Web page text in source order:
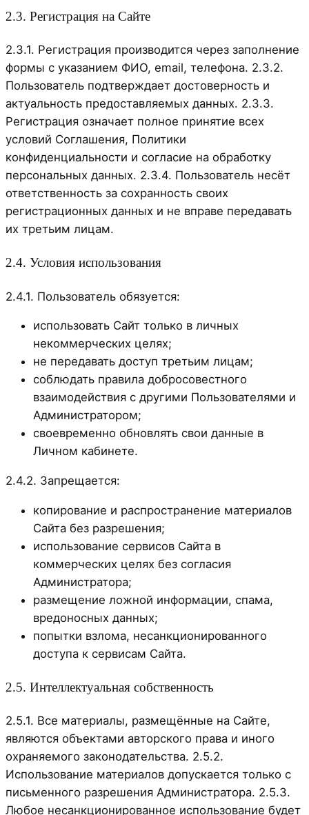
2.3. Регистрация на Сайте
2.3.1. Регистрация производится через заполнение
формы с указанием ФИО, email, телефона. 2.3.2.
Пользователь подтверждает достоверность и
актуальность предоставляемых данных. 2.3.3.
Регистрация означает полное принятие всех
условий Соглашения, Политики
конфиденциальности и согласие на обработку
персональных данных. 2.3.4. Пользователь несёт
ответственность за сохранность своих
регистрационных данных и не вправе передавать
их третьим лицам.
2.4. Условия использования
2.4.1. Пользователь обязуется:
использовать Сайт только в личных
некоммерческих целях;
не передавать доступ третьим лицам;
соблюдать правила добросовестного
взаимодействия с другими Пользователями и
Администратором;
своевременно обновлять свои данные в
Личном кабинете.
2.4.2. Запрещается:
копирование и распространение материалов
Сайта без разрешения;
использование сервисов Сайта в
коммерческих целях без согласия
Администратора;
размещение ложной информации, спама,
вредоносных данных;
попытки взлома, несанкционированного
доступа к сервисам Сайта.
2.5. Интеллектуальная собственность
2.5.1. Все материалы, размещённые на Сайте,
являются объектами авторского права и иного
охраняемого законодательства. 2.5.2.
Использование материалов допускается только с
письменного разрешения Администратора. 2.5.3.
Любое несанкционированное использование будет